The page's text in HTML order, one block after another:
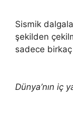
Sismik
şekilden
sadece
Dünya’nın iç